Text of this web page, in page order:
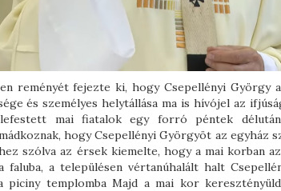
reményét fejezte ki, hogy Csepellényi György
és személyes helytállása ma is hívójel az
mai fiatalok egy forró péntek
hogy Csepellényi Györgyöt az
szólva az érsek kiemelte, hogy a mai korban
a településen vértanúhalált halt
piciny templomba Majd a mai kor